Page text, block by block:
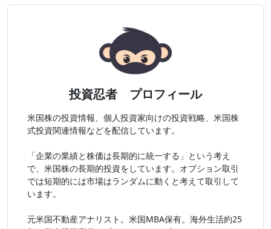
投資忍者 プロフィール
米国株の投資情報、個人投資家向けの投資戦略、米国株
式投資関連情報などを配信しています。
「企業の業績と株価は長期的に統一する」という考え
で、米国株の長期的投資をしています。オプション取引
では短期的には市場はランダムに動くと考えて取引して
います。
元米国不動産アナリスト。米国MBA保有。海外生活約25